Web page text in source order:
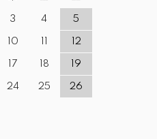
3 4 5
10 12
17 18 19
24 25 26